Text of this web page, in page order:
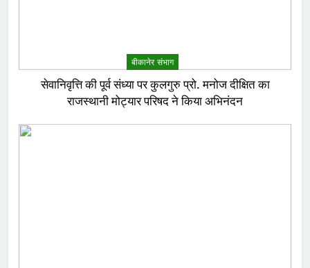
बीकानेर संभाग
सेवानिवृत्ति की पूर्व संध्या पर कुलगुरु प्रो. मनोज दीक्षित का
राजस्थानी मोट्यार परिषद ने किया अभिनंदन